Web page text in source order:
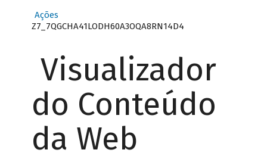
Ações
Z7_7QGCHA41LODH60A3OQA8RN14D4
Visualizador
do Conteúdo
da Web